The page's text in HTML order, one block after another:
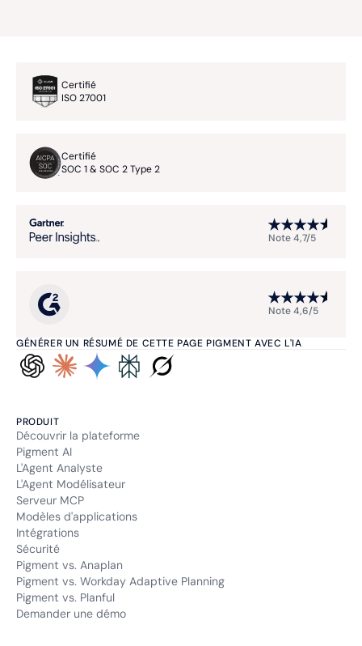
GÉNÉRER UN RÉSUMÉ DE CETTE PAGE PIGMENT AVEC L'IA
Certifié
ISO 27001
Certifié
SOC 1 & SOC 2 Type 2
Note 4,7/5
Note 4,6/5
PRODUIT
Découvrir la plateforme
Pigment AI
L'Agent Analyste
L'Agent Modélisateur
Serveur MCP
Modèles d'applications
Intégrations
Sécurité
Pigment vs. Anaplan
Pigment vs. Workday Adaptive Planning
Pigment vs. Planful
Demander une démo